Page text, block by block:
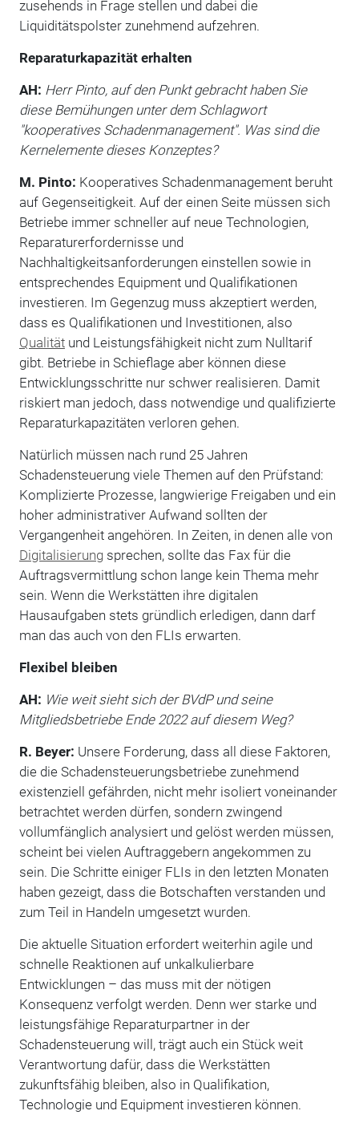
zusehends in Frage stellen und dabei die
Liquiditätspolster zunehmend aufzehren.
Reparaturkapazität erhalten
AH: Herr Pinto, auf den Punkt gebracht haben Sie
diese Bemühungen unter dem Schlagwort
"kooperatives Schadenmanagement". Was sind die
Kernelemente dieses Konzeptes?
M. Pinto: Kooperatives Schadenmanagement beruht
auf Gegenseitigkeit. Auf der einen Seite müssen sich
Betriebe immer schneller auf neue Technologien,
Reparaturerfordernisse und
Nachhaltigkeitsanforderungen einstellen sowie in
entsprechendes Equipment und Qualifikationen
investieren. Im Gegenzug muss akzeptiert werden,
dass es Qualifikationen und Investitionen, also
Qualitätund Leistungsfähigkeit nicht zum Nulltarif
gibt. Betriebe in Schieflage aber können diese
Entwicklungsschritte nur schwer realisieren. Damit
riskiert man jedoch, dass notwendige und qualifizierte
Reparaturkapazitäten verloren gehen.
Natürlich müssen nach rund 25 Jahren
Schadensteuerung viele Themen auf den Prüfstand:
Komplizierte Prozesse, langwierige Freigaben und ein
hoher administrativer Aufwand sollten der
Vergangenheit angehören. In Zeiten, in denen alle von
Digitalisierungsprechen, sollte das Fax für die
Auftragsvermittlung schon lange kein Thema mehr
sein. Wenn die Werkstätten ihre digitalen
Hausaufgaben stets gründlich erledigen, dann darf
man das auch von den FLIs erwarten.
Flexibel bleiben
AH: Wie weit sieht sich der BVdP und seine
Mitgliedsbetriebe Ende 2022 auf diesem Weg?
R. Beyer: Unsere Forderung, dass all diese Faktoren,
die die Schadensteuerungsbetriebe zunehmend
existenziell gefährden, nicht mehr isoliert voneinander
betrachtet werden dürfen, sondern zwingend
vollumfänglich analysiert und gelöst werden müssen,
scheint bei vielen Auftraggebern angekommen zu
sein. Die Schritte einiger FLIs in den letzten Monaten
haben gezeigt, dass die Botschaften verstanden und
zum Teil in Handeln umgesetzt wurden.
Die aktuelle Situation erfordert weiterhin agile und
schnelle Reaktionen auf unkalkulierbare
Entwicklungen – das muss mit der nötigen
Konsequenz verfolgt werden. Denn wer starke und
leistungsfähige Reparaturpartner in der
Schadensteuerung will, trägt auch ein Stück weit
Verantwortung dafür, dass die Werkstätten
zukunftsfähig bleiben, also in Qualifikation,
Technologie und Equipment investieren können.